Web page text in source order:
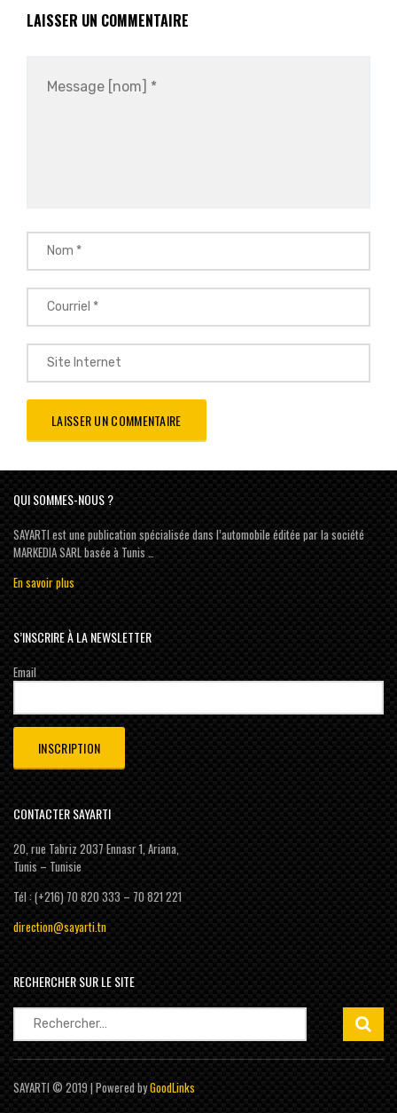
LAISSER UN COMMENTAIRE
QUI SOMMES-NOUS ?
SAYARTI est une publication spécialisée dans l’automobile éditée par la société
MARKEDIA SARL basée à Tunis …
En savoir plus
S’INSCRIRE À LA NEWSLETTER
Email
CONTACTER SAYARTI
20, rue Tabriz 2037 Ennasr 1, Ariana,
Tunis – Tunisie
Tél : (+216) 70 820 333 – 70 821 221
direction@sayarti.tn
RECHERCHER SUR LE SITE
Rechercher :
SAYARTI © 2019 | Powered byGoodLinks